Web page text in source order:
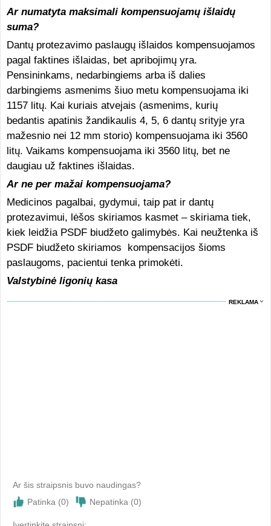
Ar numatyta maksimali kompensuojamų išlaidų
suma?
Dantų protezavimo paslaugų išlaidos kompensuojamos
pagal faktines išlaidas, bet apribojimų yra.
Pensininkams, nedarbingiems arba iš dalies
darbingiems asmenims šiuo metu kompensuojama iki
1157 litų. Kai kuriais atvejais (asmenims, kurių
bedantis apatinis žandikaulis 4, 5, 6 dantų srityje yra
mažesnio nei 12 mm storio) kompensuojama iki 3560
litų. Vaikams kompensuojama iki 3560 litų, bet ne
daugiau už faktines išlaidas.
Ar ne per mažai kompensuojama?
Medicinos pagalbai, gydymui, taip pat ir dantų
protezavimui, lėšos skiriamos kasmet – skiriama tiek,
kiek leidžia PSDF biudžeto galimybės. Kai neužtenka iš
PSDF biudžeto skiriamos kompensacijos šioms
paslaugoms, pacientui tenka primokėti.
Valstybinė ligonių kasa
REKLAMA
Ar šis straipsnis buvo naudingas?
Patinka (0) Nepatinka (0)